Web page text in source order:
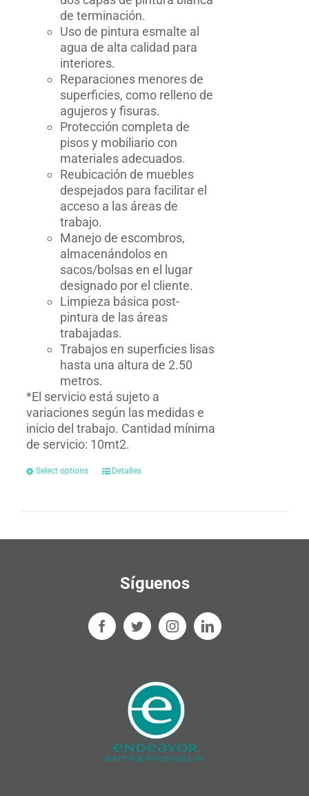
de terminación.
Uso de pintura esmalte al
agua de alta calidad para
interiores.
Reparaciones menores de
superficies, como relleno de
agujeros y fisuras.
Protección completa de
pisos y mobiliario con
materiales adecuados.
Reubicación de muebles
despejados para facilitar el
acceso a las áreas de
trabajo.
Manejo de escombros,
almacenándolos en
sacos/bolsas en el lugar
designado por el cliente.
Limpieza básica post-
pintura de las áreas
trabajadas.
Trabajos en superficies lisas
hasta una altura de 2.50
metros.
*El servicio está sujeto a
variaciones según las medidas e
inicio del trabajo. Cantidad mínima
de servicio: 10mt2.
Select options Detalles
Síguenos